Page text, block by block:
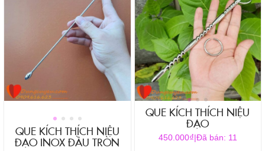
QUE KÍCH THÍCH NIỆU
ĐẠO INOX ĐẦU TRÒN
QUE KÍCH THÍCH NIỆU
ĐẠO
450.000₫ Đã bán: 11